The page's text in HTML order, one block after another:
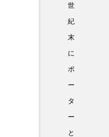
世
紀
末
に
ポ
ー
タ
ー
と